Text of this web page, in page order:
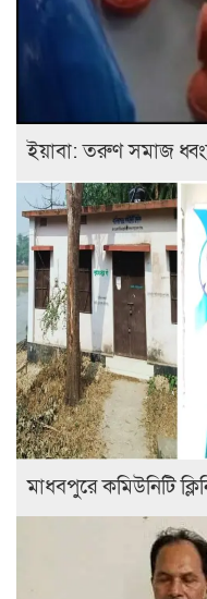
ইয়াবা: তরুণ সমাজ
মাধবপুরে কমিউনিটি